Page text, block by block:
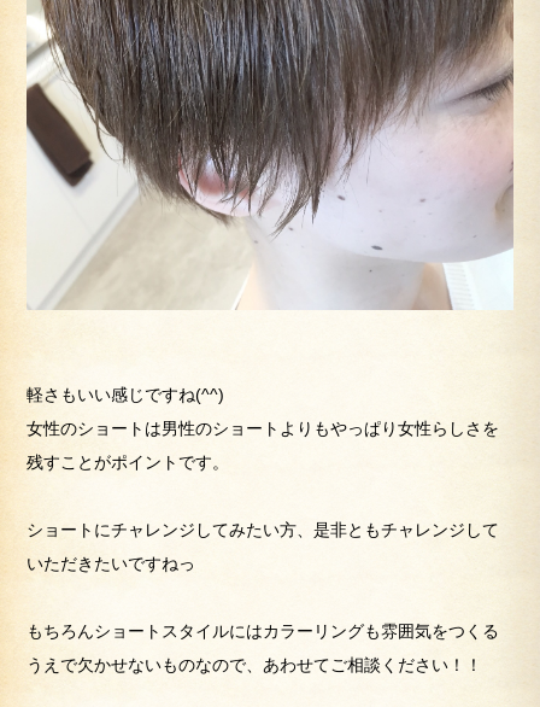
軽さもいい感じですね(^^)
女性のショートは男性のショートよりもやっぱり女性らしさを
残すことがポイントです。
ショートにチャレンジしてみたい方、是非ともチャレンジして
いただきたいですねっ
もちろんショートスタイルにはカラーリングも雰囲気をつくる
うえで欠かせないものなので、あわせてご相談ください！！